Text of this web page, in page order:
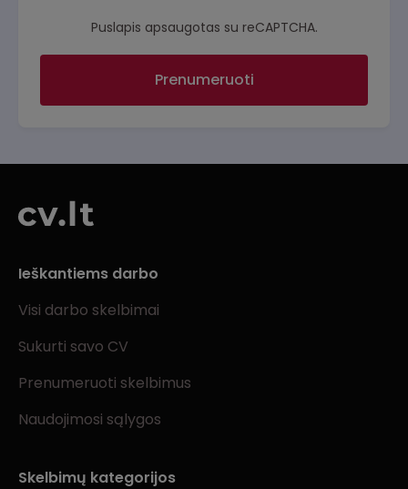
Puslapis apsaugotas su reCAPTCHA.
Prenumeruoti
Ieškantiems darbo
Visi darbo skelbimai
Sukurti savo CV
Prenumeruoti skelbimus
Naudojimosi sąlygos
Skelbimų kategorijos